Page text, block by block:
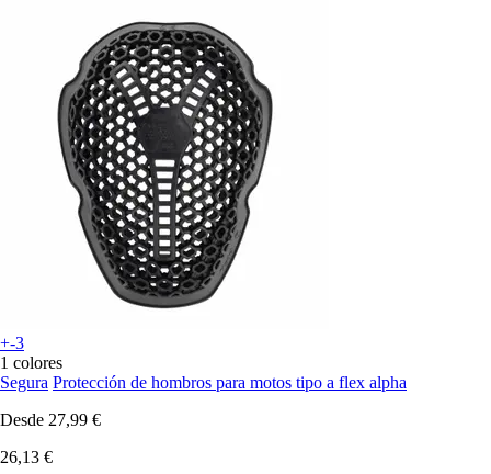
+-3
1 colores
Segura Protección de hombros para motos tipo a flex alpha
Desde 27,99 €
26,13 €